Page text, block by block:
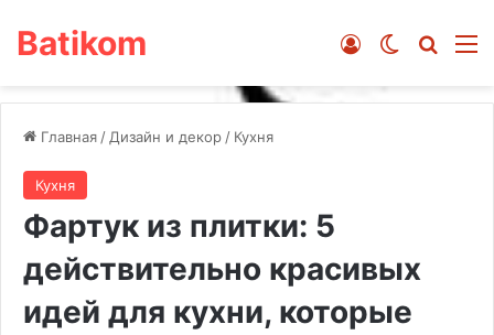
Batikom Switch skin
Войти
Главная / Дизайн и декор / Кухня
Кухня
Фартук из плитки: 5
действительно красивых
идей для кухни, которые